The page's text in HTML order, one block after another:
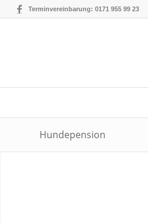
Terminvereinbarung: 0171 955 99 23
Hundepension